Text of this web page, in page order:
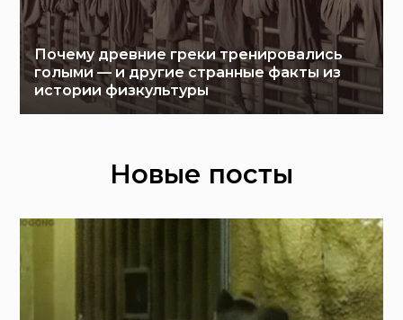
Почему древние греки тренировались
голыми — и другие странные факты из
истории физкультуры
Новые посты